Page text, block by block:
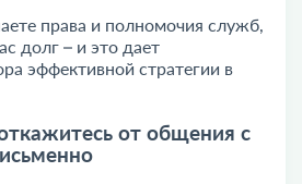
права и полномочия служб,
долг – и это дает
эффективной стратегии в
от общения с